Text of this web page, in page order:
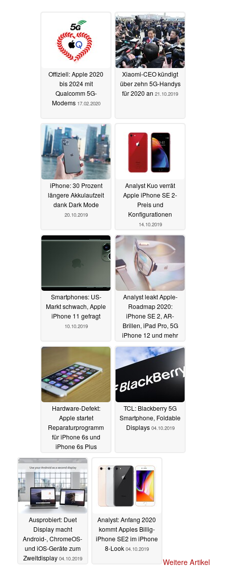
Offiziell: Apple 2020
bis 2024 mit
Qualcomm 5G-
Modems 17.02.2020
Xiaomi-CEO kündigt
über zehn 5G-Handys
für 2020 an 21.10.2019
iPhone: 30 Prozent
längere Akkulaufzeit
dank Dark Mode
20.10.2019
Analyst Kuo verrät
Apple iPhone SE 2-
Preis und
Konfigurationen
14.10.2019
Smartphones: US-
Markt schwach, Apple
iPhone 11 gefragt
10.10.2019
Analyst leakt Apple-
Roadmap 2020:
iPhone SE 2, AR-
Brillen, iPad Pro, 5G
iPhone 12 und mehr
10.10.2019
Hardware-Defekt:
Apple startet
Reparaturprogramm
für iPhone 6s und
iPhone 6s Plus
06.10.2019
TCL: Blackberry 5G
Smartphone, Foldable
Displays 04.10.2019
Ausprobiert: Duet
Display macht
Android-, ChromeOS-
und iOS-Geräte zum
Zweitdisplay 04.10.2019
Analyst: Anfang 2020
kommt Apples Billig-
iPhone SE2 im iPhone
8-Look 04.10.2019
Weitere Artikel